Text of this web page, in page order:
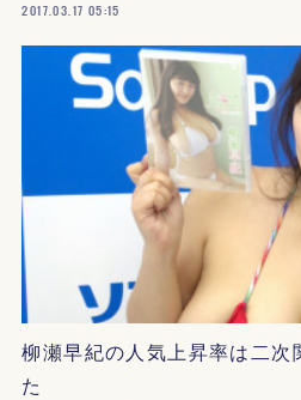
2017.03.17 05:15
柳瀬早紀の人気上昇率は二次
た